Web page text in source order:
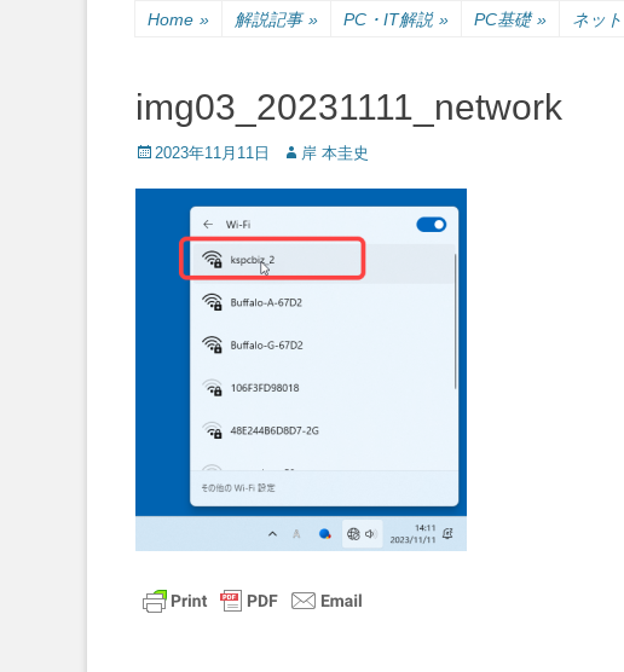
Home » 解説記事 » PC・IT解説 » PC基礎 » ネッ
img03_20231111_network
Posted
2023年11月11日 Author
岸 本圭史